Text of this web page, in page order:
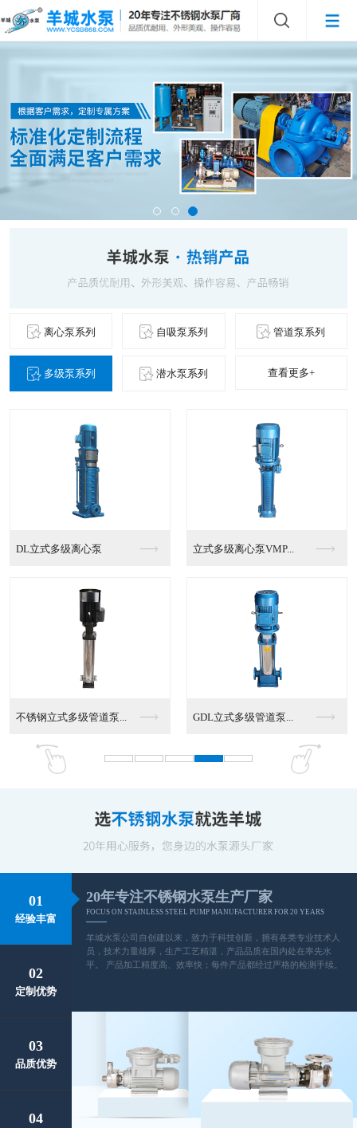
离心泵系列 自吸泵系列 管道泵系列
多级泵系列 潜水泵系列 查看更多+
DL立式多级离心泵 立式多级离心泵VMP...
不锈钢立式多级管道泵... GDL立式多级管道泵...
01
经验丰富
02
定制优势
03
品质优势
04
20年专注不锈钢水泵生产厂家
FOCUS ON STAINLESS STEEL PUMP MANUFACTURER FOR 20 YEARS
羊城水泵公司自创建以来，致力于科技创新，拥有各类专业技术人
员，技术力量雄厚，生产工艺精湛，产品品质在国内处在率先水
平。 产品加工精度高、效率快；每件产品都经过严格的检测手续。